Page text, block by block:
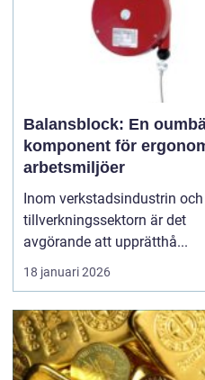
Balansblock: En
komponent för
arbetsmiljöer
Inom verkstadsindustrin och
tillverkningssektorn är det
avgörande att upprätthå...
18 januari 2026